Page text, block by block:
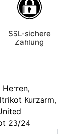
SSL-sichere
Zahlung
,
Kurzarm,
23/24